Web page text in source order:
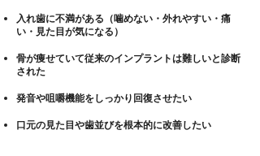
入れ歯に不満がある（噛めない・外れやすい・痛
い・見た目が気になる）
骨が痩せていて従来のインプラントは難しいと診断
された
発音や咀嚼機能をしっかり回復させたい
口元の見た目や歯並びを根本的に改善したい